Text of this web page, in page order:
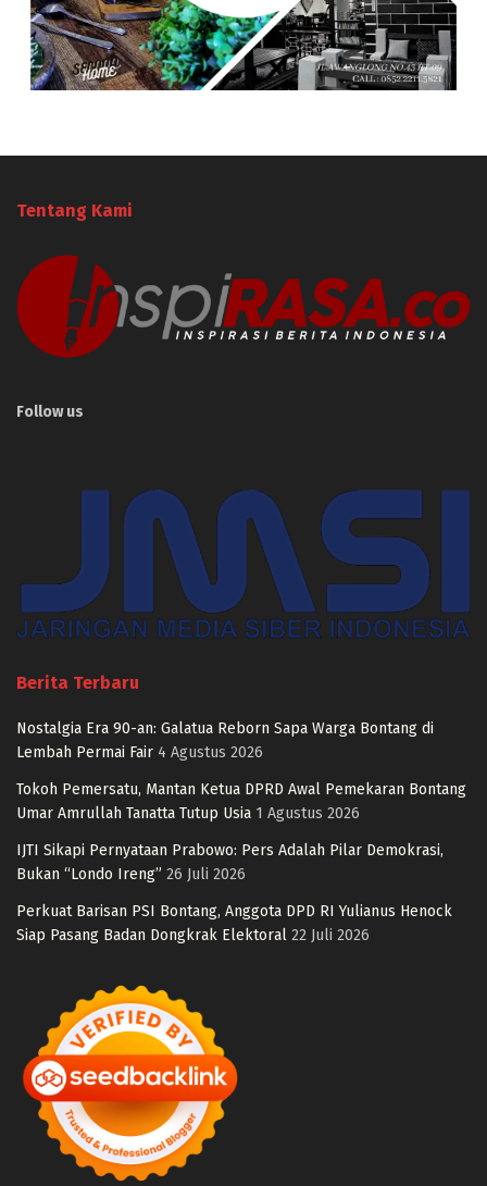
Tentang Kami
Follow us
Berita Terbaru
Nostalgia Era 90-an: Galatua Reborn Sapa Warga Bontang di
Lembah Permai Fair 4 Agustus 2026
Tokoh Pemersatu, Mantan Ketua DPRD Awal Pemekaran Bontang
Umar Amrullah Tanatta Tutup Usia 1 Agustus 2026
IJTI Sikapi Pernyataan Prabowo: Pers Adalah Pilar Demokrasi,
Bukan “Londo Ireng” 26 Juli 2026
Perkuat Barisan PSI Bontang, Anggota DPD RI Yulianus Henock
Siap Pasang Badan Dongkrak Elektoral 22 Juli 2026